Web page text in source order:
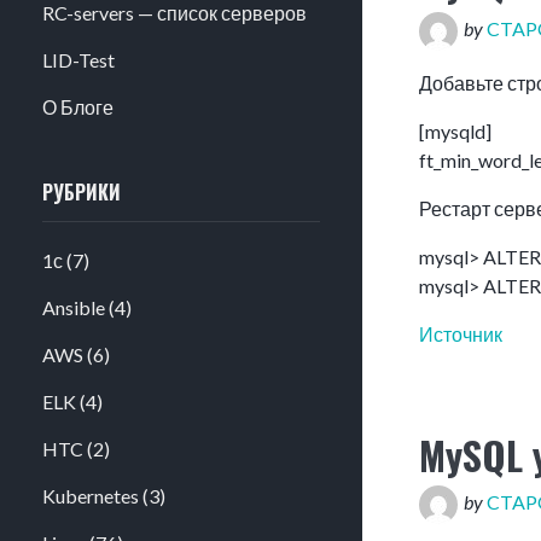
RC-servers — список серверов
LID-Test
О Блоге
РУБРИКИ
1с(7)
Ansible(4)
AWS (6)
ELK (4)
HTC (2)
Kubernetes (3)
by
Добавьте
[mysqld]
Рестарт
mysql>
mysql>
Источник
by